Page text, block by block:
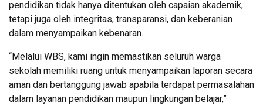
pendidikan tidak hanya ditentukan oleh capaian akademik,
tetapi juga oleh integritas, transparansi, dan keberanian
dalam menyampaikan kebenaran.
“Melalui WBS, kami ingin memastikan seluruh warga
sekolah memiliki ruang untuk menyampaikan laporan secara
aman dan bertanggung jawab apabila terdapat permasalahan
dalam layanan pendidikan maupun lingkungan belajar,”